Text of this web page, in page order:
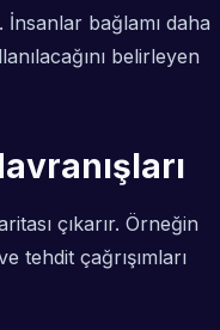
İnsanlar bağlamı daha
belirleyen
çıkarır. Örneğin
tehdit çağrışımları